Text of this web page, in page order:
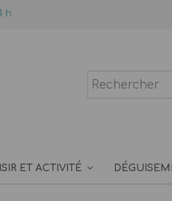
h
ET ACTIVITÉ